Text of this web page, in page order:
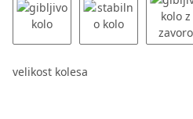
velikost kolesa